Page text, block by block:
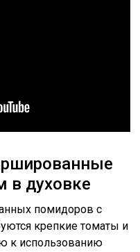
духовке
помидоров с
крепкие томаты и
к использованию